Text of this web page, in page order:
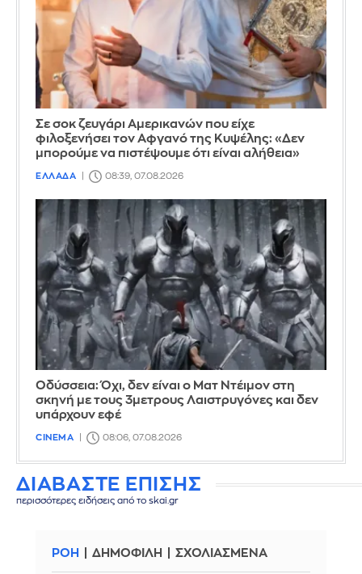
Σε σοκ ζευγάρι Αμερικανών που είχε
φιλοξενήσει τον Αφγανό της Κυψέλης: «Δεν
μπορούμε να πιστέψουμε ότι είναι αλήθεια»
ΕΛΛΑΔΑ 08:39, 07.08.2026
Οδύσσεια: Όχι, δεν είναι ο Ματ Ντέιμον στη
σκηνή με τους 3μετρους Λαιστρυγόνες και δεν
υπάρχουν εφέ
CINEMA 08:06, 07.08.2026
ΔΙΑΒΑΣΤΕ ΕΠΙΣΗΣ
περισσότερες ειδήσεις από το skai.gr
ΡΟΗ ΔΗΜΟΦΙΛΗ ΣΧΟΛΙΑΣΜΕΝΑ